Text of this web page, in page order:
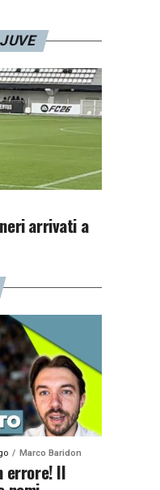
arrivati a
Marco Baridon
errore! Il